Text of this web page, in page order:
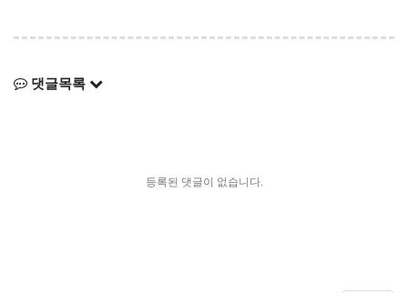
댓글목록
등록된 댓글이 없습니다.